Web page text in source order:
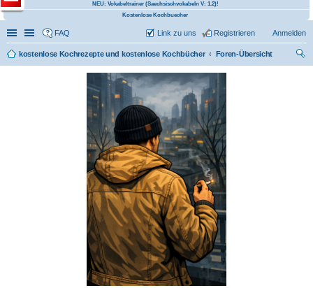
NEU: Vokabeltrainer (Saechsischvokabeln V: 1.2)!
Kostenlose Kochbuecher
Schnellzugriff
Linkliste
FAQ Anmelden
Registrieren
Link zu uns
kostenlose Kochrezepte und kostenlose Kochbücher
Foren-Übersicht